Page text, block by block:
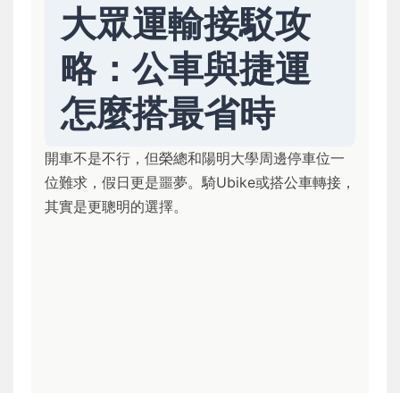
大眾運輸接駁攻
略：公車與捷運
怎麼搭最省時
開車不是不行，但榮總和陽明大學周邊停車位一
位難求，假日更是噩夢。騎Ubike或搭公車轉接，
其實是更聰明的選擇。